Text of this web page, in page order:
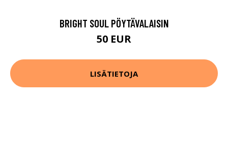
BRIGHT SOUL PÖYTÄVALAISIN
50 EUR
LISÄTIETOJA